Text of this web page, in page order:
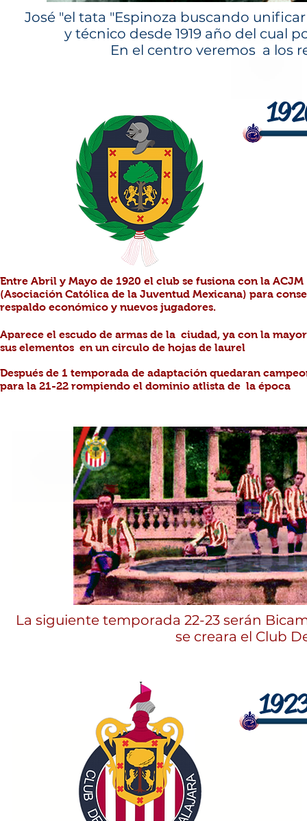
Entre Abril y Mayo de 1920 el club se fusiona con la ACJM
(Asociación Católica de la Juventud Mexicana) para
respaldo económico y nuevos jugadores.
Aparece el escudo de armas de la ciudad, ya con la
sus elementos en un circulo de hojas de laurel
Después de 1 temporada de adaptación quedaran
para la 21-22 rompiendo el dominio atlista de la época
La siguiente temporada 22-23 serán
se creara el Club
José"el tata "Espinoza buscando
y técnico desde 1919 año del cual
En el centro veremos a los